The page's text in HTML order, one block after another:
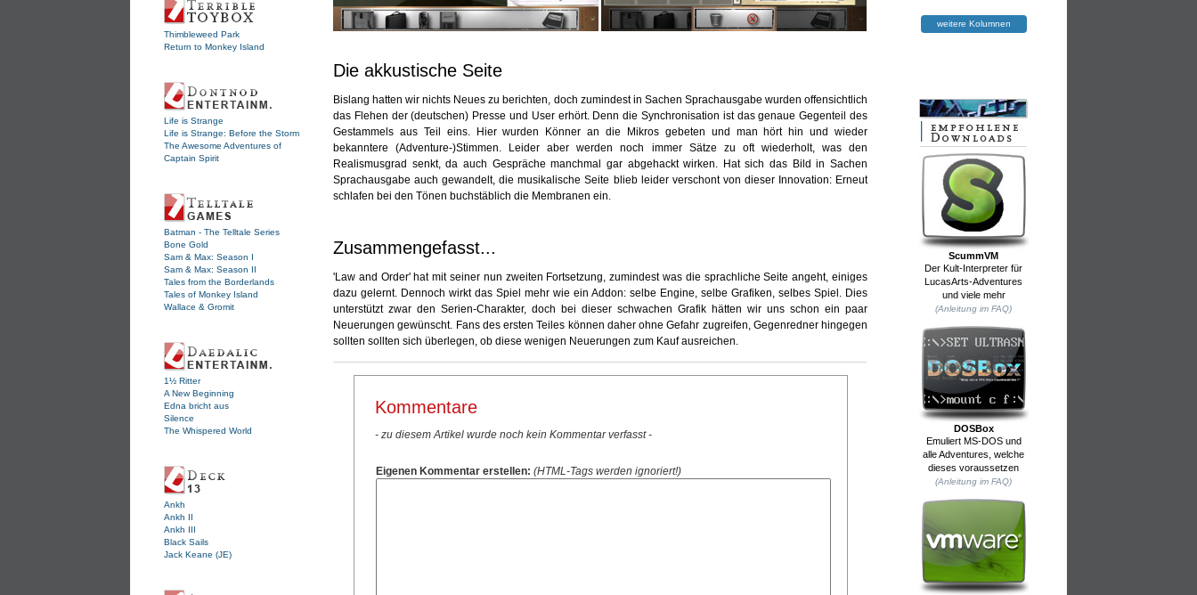
Thimbleweed Park
Return to Monkey Island
Life is Strange
Life is Strange: Before the Storm
The Awesome Adventures of
Captain Spirit
Batman - The Telltale Series
Bone Gold
Sam & Max: Season I
Sam & Max: Season II
Tales from the Borderlands
Tales of Monkey Island
Wallace & Gromit
1½ Ritter
A New Beginning
Edna bricht aus
Silence
The Whispered World
Ankh
Ankh II
Ankh III
Black Sails
Jack Keane (JE)
Die akkustische Seite
Bislang hatten wir nichts Neues zu berichten, doch zumindest in Sachen Sprachausgabe wurden offensichtlich
das Flehen der (deutschen) Presse und User erhört. Denn die Synchronisation ist das genaue Gegenteil des
Gestammels aus Teil eins. Hier wurden Könner an die Mikros gebeten und man hört hin und wieder
bekanntere (Adventure-)Stimmen. Leider aber werden noch immer Sätze zu oft wiederholt, was den
Realismusgrad senkt, da auch Gespräche manchmal gar abgehackt wirken. Hat sich das Bild in Sachen
Sprachausgabe auch gewandelt, die musikalische Seite blieb leider verschont von dieser Innovation: Erneut
schlafen bei den Tönen buchstäblich die Membranen ein.
Zusammengefasst...
'Law and Order' hat mit seiner nun zweiten Fortsetzung, zumindest was die sprachliche Seite angeht, einiges
dazu gelernt. Dennoch wirkt das Spiel mehr wie ein Addon: selbe Engine, selbe Grafiken, selbes Spiel. Dies
unterstützt zwar den Serien-Charakter, doch bei dieser schwachen Grafik hätten wir uns schon ein paar
Neuerungen gewünscht. Fans des ersten Teiles können daher ohne Gefahr zugreifen, Gegenredner hingegen
sollten sollten sich überlegen, ob diese wenigen Neuerungen zum Kauf ausreichen.
Kommentare
- zu diesem Artikel wurde noch kein Kommentar verfasst -
Eigenen Kommentar erstellen: (HTML-Tags werden ignoriert!)
weitere Kolumnen
ScummVM
Der Kult-Interpreter für
LucasArts-Adventures
und viele mehr
(Anleitung im FAQ)
DOSBox
Emuliert MS-DOS und
alle Adventures, welche
dieses voraussetzen
(Anleitung im FAQ)